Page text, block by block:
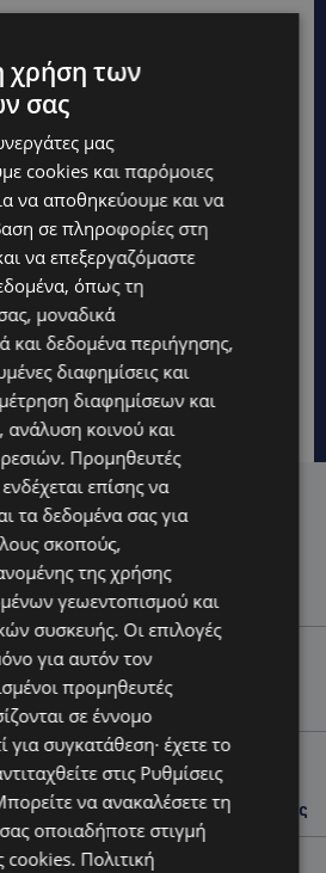
στο κυνήγι γυναίκα – Η
καταγράφηκε σε βίντεο
ΚΑΘΥΣΤΕΡΗΣΕΙΣ: Κλειστή λωρίδα
Αμμοχώστου – Λάρνακας
συμβολικά οδοφράγματα
και τι ώρα θα γίνουν οι δράσεις
χρήση των
σας
μας
cookies και παρόμοιες
να αποθηκεύουμε και να
σε πληροφορίες στη
να επεξεργαζόμαστε
όπως τη
μοναδικά
και δεδομένα περιήγησης,
διαφημίσεις και
διαφημίσεων και
ανάλυση κοινού και
Προμηθευτές
επίσης να
τα δεδομένα σας για
σκοπούς,
της χρήσης
γεωεντοπισμού και
συσκευής. Οι επιλογές
για αυτόν τον
προμηθευτές
σε έννομο
για συγκατάθεση· έχετε το
στις Ρυθμίσεις
να ανακαλέσετε τη
οποιαδήποτε στιγμή
cookies. Πολιτική